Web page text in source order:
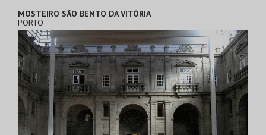
MOSTEIRO SÃO BENTO DA VITÓRIA
PORTO